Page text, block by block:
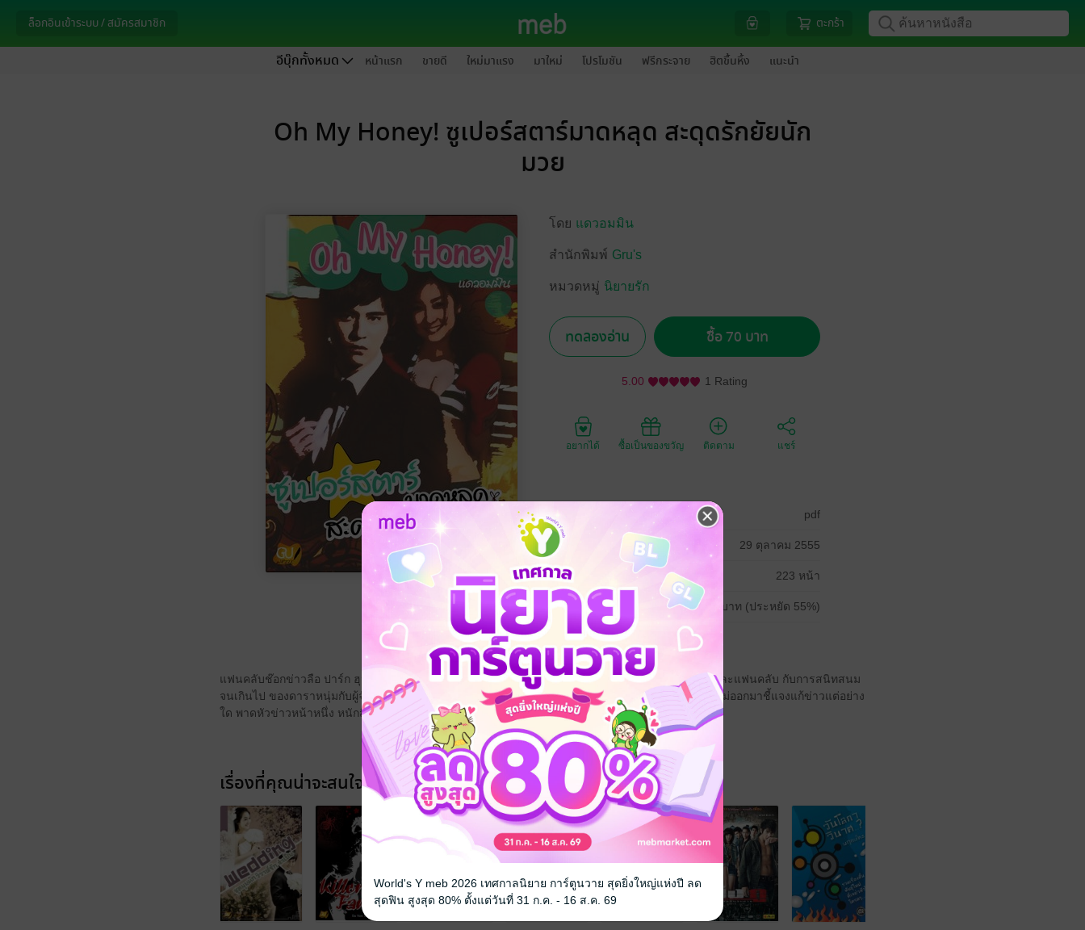
ล็อกอินเข้าระบบ / สมัครสมาชิก ตะกร้า
อีบุ๊กทั้งหมด หน้าแรก ขายดี ใหม่มาแรง มาใหม่ โปรโมชัน ฟรีกระจาย ฮิตขึ้นหิ้ง แนะนำ
Oh My Honey! ซูเปอร์สตาร์มาดหลุด สะดุดรักยัยนัก
มวย
โดย แดวอมมิน
สำนักพิมพ์ Gru's
หมวดหมู่ นิยายรัก
ทดลองอ่าน ซื้อ 70 บาท
5.00 1 Rating
อยากได้ ซื้อเป็นของขวัญ ติดตาม แชร์
ประเภทไฟล์ pdf
วันที่วางขาย 29 ตุลาคม 2555
ความยาว 223 หน้า
ราคาปก 159 บาท (ประหยัด 55%)
แฟนคลับช๊อกข่าวลือ ปาร์ก ฮุน อา นักร้องซูเปอร์สตาร์ เป็นเกย์ ข่าวลือที่เป็นที่สงสัยกันในแวดวงบันเทิงและแฟนคลับ กับการสนิทสนม
จนเกินไป ของดาราหนุ่มกับผู้จัดการส่วนตัวที่สนิทจนเกินไปจนคล้ายคู่รัก (คู่ขา) ทั้งนี้ซูเปอร์สตาร์หนุ่มยังไม่ออกมาชี้แจงแก้ข่าวแต่อย่าง
ใด พาดหัวข่าวหน้าหนึ่ง หนักสือพิมพ์ โซลนิวส์
เรื่องที่คุณน่าจะสนใจ
World's Y meb 2026 เทศกาลนิยาย การ์ตูนวาย สุดยิ่งใหญ่แห่งปี ลด
สุดฟิน สูงสุด 80% ตั้งแต่วันที่ 31 ก.ค. - 16 ส.ค. 69